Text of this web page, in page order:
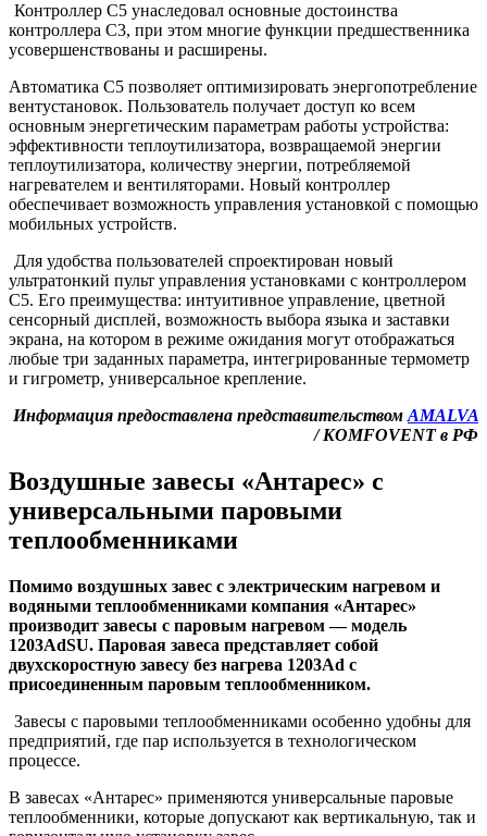
Контроллер С5 унаследовал основные достоинства
контроллера С3, при этом многие функции предшественника
усовершенствованы и расширены.
Автоматика С5 позволяет оптимизировать энергопотребление
вентустановок. Пользователь получает доступ ко всем
основным энергетическим параметрам работы устройства:
эффективности теплоутилизатора, возвращаемой энергии
теплоутилизатора, количеству энергии, потребляемой
нагревателем и вентиляторами. Новый контроллер
обеспечивает возможность управления установкой с помощью
мобильных устройств.
Для удобства пользователей спроектирован новый
ультратонкий пульт управления установками с контроллером
C5. Его преимущества: интуитивное управление, цветной
сенсорный дисплей, возможность выбора языка и заставки
экрана, на котором в режиме ожидания могут отображаться
любые три заданных параметра, интегрированные термометр
и гигрометр, универсальное крепление.
Информация предоставлена представительством AMALVA
/KOMFOVENTв РФ
Воздушные завесы «Антарес» с
универсальными паровыми
теплообменниками
Помимо воздушных завес с электрическим нагревом и
водяными теплообменниками компания «Антарес»
производит завесы с паровым нагревом — модель
1203AdSU. Паровая завеса представляет собой
двухскоростную завесу без нагрева 1203Ad с
присоединенным паровым теплообменником.
Завесы с паровыми теплообменниками особенно удобны для
предприятий, где пар используется в технологическом
процессе.
В завесах «Антарес» применяются универсальные паровые
теплообменники, которые допускают как вертикальную, так и